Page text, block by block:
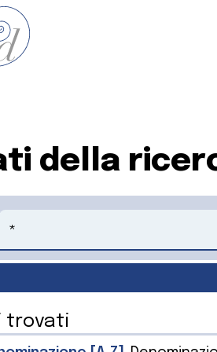
della
Cerca
trovati